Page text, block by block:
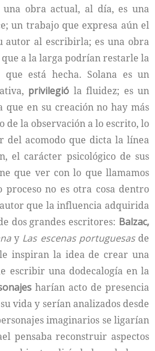
una obra actual, al día, es una
un trabajo que expresa aún el
autor al escribirla; es una obra
que a la larga podrían restarle la
que está hecha. Solana es un
privilegió la fluidez; es un
que en su creación no hay más
de la observación a lo escrito, lo
del acomodo que dicta la línea
el carácter psicológico de sus
que ver con lo que llamamos
proceso no es otra cosa dentro
que la influencia adquirida
dos grandes escritores: Balzac,
y Las escenas portuguesas de
inspiran la idea de crear una
escribir una dodecalogía en la
harían acto de presencia
vida y serían analizados desde
imaginarios se ligarían
pensaba reconstruir aspectos